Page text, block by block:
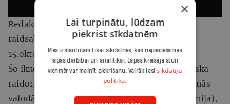
Redakcijas piebilde: video būs aplūkojams
raidsabiedrībasARTE mājaslapālīdz šāgada
15.oktobrim.
Šo iknedēļas raidījumu veido Eiropas sabiedriskā
raidorganizācija ARTE. Tas tiek publicēts deviņās
valodās, pateicoties sadarbībai arEl País
(Spānija),
×
Lai turpinātu, lūdzam
piekrist sīkdatnēm
Mēs izmantojam tikai sīkdatnes, kas nepieciešamas
lapas darbībai un analītikai. Lapas kreisajā stūrī
vienmēr var mainīt piekrišanu. Vairāk lasisīkdatņu
politikā.